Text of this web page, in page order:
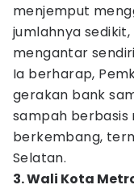
menjemput
jumlahnya
mengantar
Ia berharap,
gerakan bank
sampah berbasis
berkembang,
Selatan.
3. Wali Kota